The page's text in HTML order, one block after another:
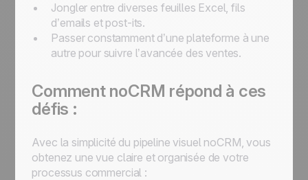
Jongler entre diverses feuilles Excel, fils
d’emails et post-its.
Passer constamment d’une plateforme à une
autre pour suivre l’avancée des ventes.
Comment noCRM répond à ces
défis :
Avec la simplicité du pipeline visuel noCRM, vous
obtenez une vue claire et organisée de votre
processus commercial :